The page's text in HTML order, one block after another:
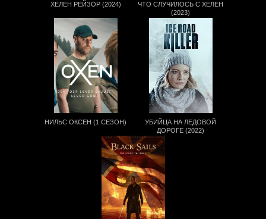
ХЕЛЕН РEЙЗОР (2024)
ЧТО СЛУЧИЛОСЬ С ХЕЛЕН
(2023)
НИЛЬС ОКСЕН (1 СЕЗОН)
УБИЙЦА НА ЛЕДОВОЙ
ДОРОГЕ (2022)